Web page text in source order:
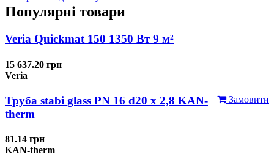
Популярні товари
Veria Quickmat 150 1350 Вт 9 м²
15 637.20 грн
Veria
Замовити
Труба stabi glass PN 16 d20 х 2,8 KAN-
therm
81.14 грн
KAN-therm